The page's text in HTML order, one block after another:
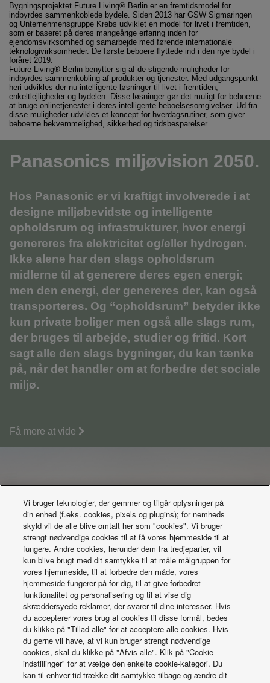
Bygningsprojektet Future Living® Berlin er en fremtidsmodel for
indbyrdes sammenkoblede bydele. Siden 2013 har GSW Sigmaringen
og Unternehmensgruppe Krebs udviklet en model for livet i fremtiden,
som er baseret på deres mangeårige erfaring inden for
ejendomsvirksomhed og samarbejde med førende internationale
teknologivirksomheder. De første beboere flyttede ind i den nye bydel i
foråret 2019.
Future Living® Berlin benytter sig af de stigende muligheder for
indbyrdes sammenkobling af produkter og tjenester. Med udgangspunkt
heri udvikles der nu intelligente løsninger til livet i fremtiden,
enkeltlejligheder og bydelen. Disse løsninger gør det muligt for beboerne
at bruge onlinetjenester i deres intelligente beboelsesomgivelser. Ud fra
disse muligheder udvikles et koncept for hverdagsrutiner, som giver
beboerne bekvemmelighed, sikkerhed og tidsbesparelser.
Panasonics miljøvision 2050.
Hos Panasonic er vi kraftigt involverede i at
designe miljøbevidste og intelligente
opholdsrum og infrastrukturer, hvor energi
genereres fra elektricitet og/eller hydrogen.
Ikke alene har den slags opholdsrum
midlerne til at generere deres egen energi;
men den energi, der genereres der, kan også
transporteres. Og “opholdsrum” betyder ikke
kun private boliger men også alle slags rum,
der bruges til arbejde, studier og fritid. Kort
sagt alle den slags bygninger, du kan tænke
på, når det handler om at forbedre det sociale
miljø.
Få mere at vide
Vi bruger teknologier, der gemmer og tilgår oplysninger på
din enhed (f.eks. cookies, pixels og plugins); for nemheds
skyld vil de alle blive omtalt her som "cookies". Vi bruger
strengt nødvendige cookies til at få vores hjemmeside til at
fungere. Andre cookies, herunder dem fra tredjeparter, vil
kun blive brugt med dit samtykke til at måle målgruppen for
vores hjemmeside, til at forbedre den måde, vores
hjemmeside fungerer på for dig, til at give forbedret
funktionalitet og personalisering og til at vise dig
skræddersyede reklamer, der svarer til dine interesser. Hvis
du accepterer vores brug af cookies til disse formål, bedes
du klikke på "Tillad alle" for at acceptere alle cookies. Hvis
du gerne vil have, at vi kun bruger strengt nødvendige
cookies, skal du klikke på "Afvis alle". Klik på "Cookie-
indstillinger" for at vælge den enkelte cookie-kategori. Du
kan til enhver tid trække dit samtykke tilbage og ændre dit